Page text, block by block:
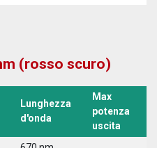
(rosso scuro)
Lunghezza
d'onda
Max
potenza
uscita